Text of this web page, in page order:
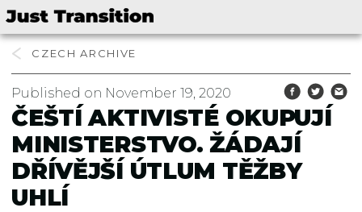
CZECH
Published on November 19, 2020
ČEŠTÍ AKTIVISTÉ OKUPUJÍ
MINISTERSTVO. ŽÁDAJÍ
DŘÍVĚJŠÍ ÚTLUM TĚŽBY
UHLÍ